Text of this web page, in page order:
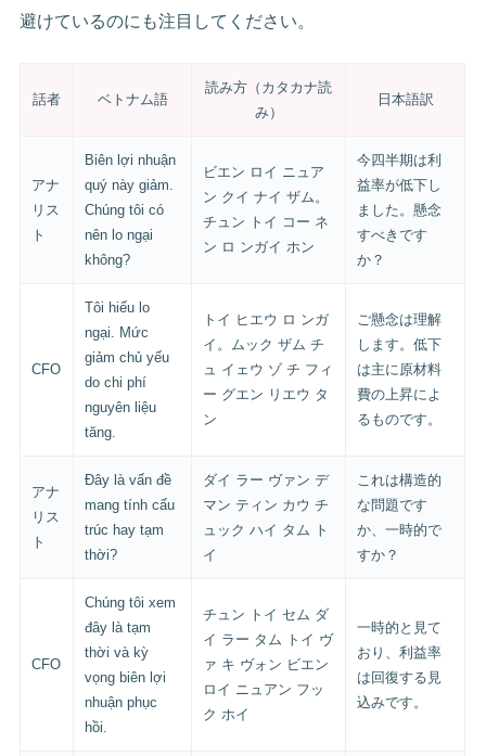
避けているのにも注目してください。
話者 ベトナム語
読み方（カタカナ読
み）
日本語訳
アナ
リス
ト
Biên lợi nhuận
quý này giảm.
Chúng tôi có
nên lo ngại
không?
ビエン ロイ ニュア
ン クイ ナイ ザム。
チュン トイ コー ネ
ン ロ ンガイ ホン
今四半期は利
益率が低下し
ました。懸念
すべきです
か？
CFO
Tôi hiểu lo
ngại. Mức
giảm chủ yếu
do chi phí
nguyên liệu
tăng.
トイ ヒエウ ロ ンガ
イ。ムック ザム チ
ュ イェウ ゾ チ フィ
ー グエン リエウ タ
ン
ご懸念は理解
します。低下
は主に原材料
費の上昇によ
るものです。
アナ
リス
ト
Đây là vấn đề
mang tính cấu
trúc hay tạm
thời?
ダイ ラー ヴァン デ
マン ティン カウ チ
ュック ハイ タム ト
イ
これは構造的
な問題です
か、一時的で
すか？
CFO
Chúng tôi xem
đây là tạm
thời và kỳ
vọng biên lợi
nhuận phục
hồi.
チュン トイ セム ダ
イ ラー タム トイ ヴ
ァ キ ヴォン ビエン
ロイ ニュアン フッ
ク ホイ
一時的と見て
おり、利益率
は回復する見
込みです。